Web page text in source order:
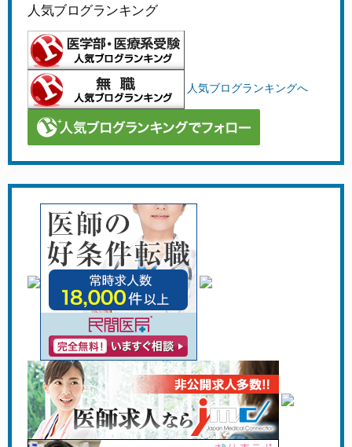
人気ブログランキング
人気ブログランキングへ